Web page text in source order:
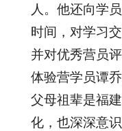
人。他还向学
时间，对学习
并对优秀营员
体验营学员谭
父母祖辈是福
化，也深深意